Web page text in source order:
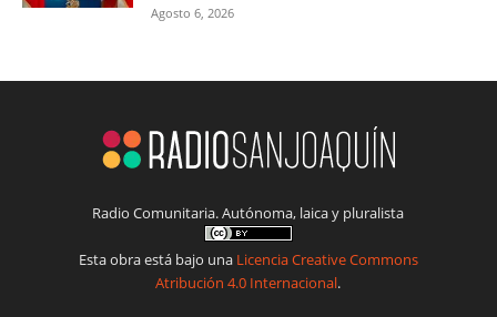
Agosto 6, 2026
Radio Comunitaria. Autónoma, laica y pluralista
Esta obra está bajo una Licencia Creative Commons
Atribución 4.0 Internacional.